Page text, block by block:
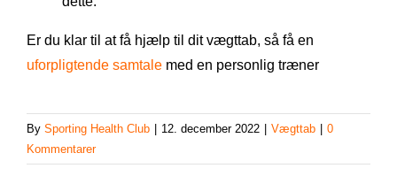
Er du klar til at få hjælp til dit vægttab, så få en
uforpligtende samtalemed en personlig træner
By Sporting Health Club | 12. december 2022 | Vægttab | 0
Kommentarer